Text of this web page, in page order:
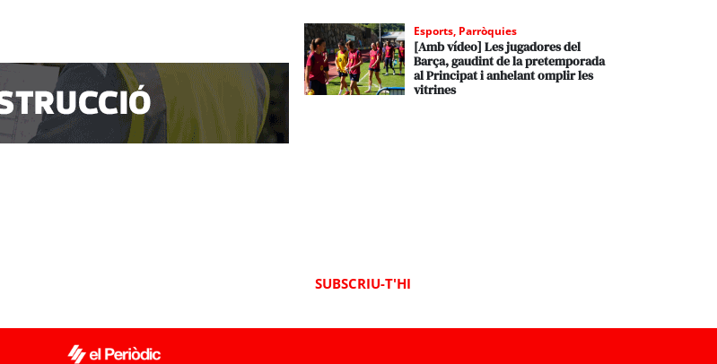
Esports, Parròquies
[Amb vídeo] Les jugadores del
Barça, gaudint de la pretemporada
al Principat i anhelant omplir les
vitrines
SUBSCRIU-T'HI